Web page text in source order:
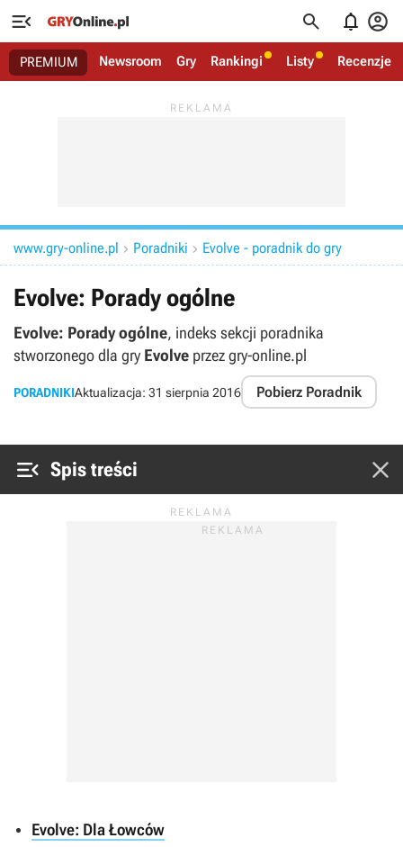
   
PREMIUM Newsroom Gry Rankingi Listy Recenzje
www.gry-online.pl  Poradniki  Evolve - poradnik do gry
Evolve: Porady ogólne
Evolve: Porady ogólne, indeks sekcji poradnika
stworzonego dla gry Evolve przez gry-online.pl
PORADNIKIAktualizacja: 31 sierpnia 2016 Pobierz Poradnik
 Spis treści 
Evolve: Dla Łowców